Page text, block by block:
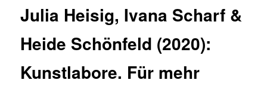
Julia Heisig, Ivana Scharf &
Heide Schönfeld (2020):
Kunstlabore. Für mehr